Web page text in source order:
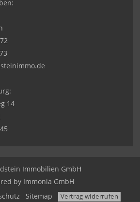
14
Immobilien GmbH
by Immonia GmbH
Sitemap Vertrag widerrufen